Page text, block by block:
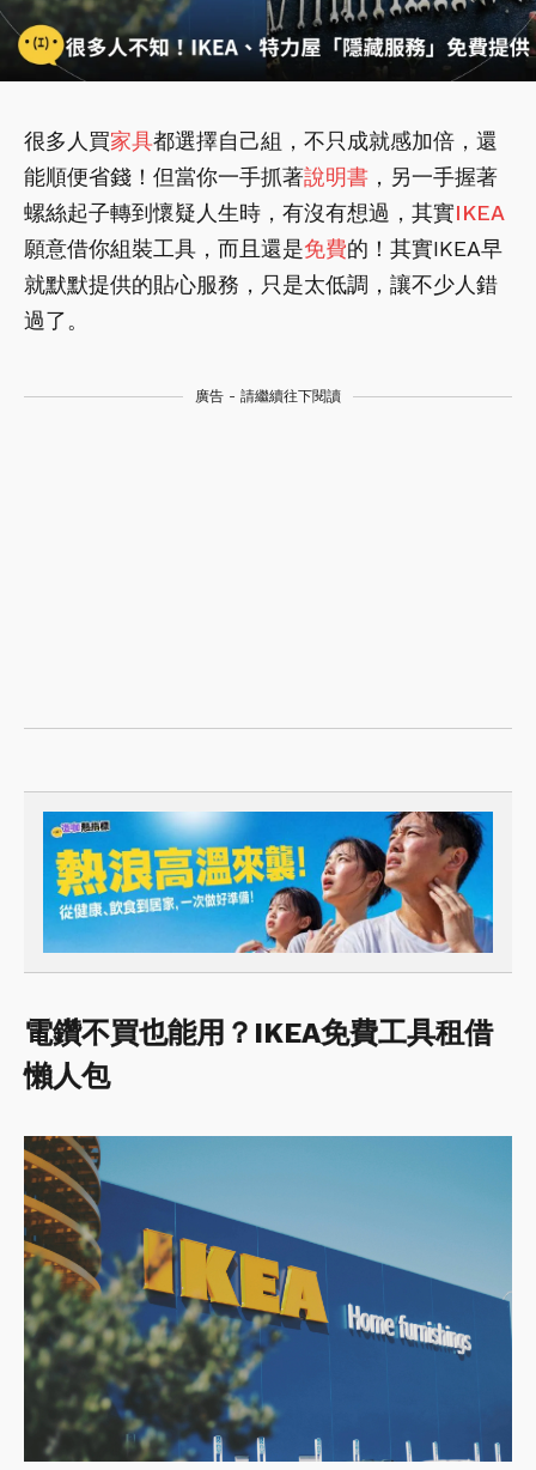
很多人買家具都選擇自己組，不只成就感加倍，還
能順便省錢！但當你一手抓著說明書 ，另一手握著
螺絲起子轉到懷疑人生時，有沒有想過，其實IKEA
願意借你組裝工具，而且還是免費的！其實IKEA早
就默默提供的貼心服務，只是太低調，讓不少人錯
過了。
廣告 - 請繼續往下閱讀
電鑽不買也能用？IKEA免費工具租借
懶人包